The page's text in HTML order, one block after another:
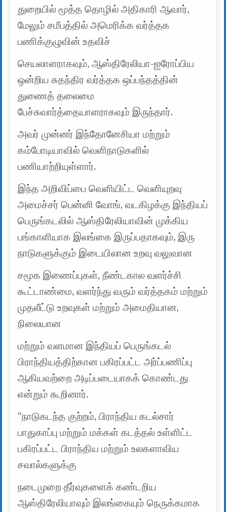
துறையில் மூத்த தொழில் அதிகாரி ஆவார்,
மேலும் சமீபத்தில் அமெரிக்க வர்த்தக
பணிக்குழுவின் உதவிச்
செயலாளராகவும், ஆஸ்திரேலியா-ஐரோப்பிய
ஒன்றிய சுதந்திர வர்த்தக ஒப்பந்தத்தின்
துணைத் தலைமை
பேச்சுவார்த்தையாளராகவும் இருந்தார்.
அவர் முன்னர் இந்தோனேசியா மற்றும்
கம்போடியாவில் வெளிநாடுகளில்
பணியாற்றியுள்ளார்.
இந்த அறிவிப்பை வெளியிட்ட வெளியுறவு
அமைச்சர் பென்னி வோங், வடகிழக்கு இந்தியப்
பெருங்கடலில் ஆஸ்திரேலியாவின் முக்கிய
பங்காளியாக இலங்கை இருப்பதாகவும், இரு
நாடுகளுக்கும் இடையிலான உறவு வலுவான
சமூக இணைப்புகள், நீண்டகால வளர்ச்சி
கூட்டாண்மை, வளர்ந்து வரும் வர்த்தகம் மற்றும்
முதலீட்டு உறவுகள் மற்றும் அமைதியான,
நிலையான
மற்றும் வளமான இந்தியப் பெருங்கடல்
பிராந்தியத்திற்கான பகிரப்பட்ட அர்ப்பணிப்பு
ஆகியவற்றை அடிப்படையாகக் கொண்டது
என்றும் கூறினார்.
“நாடுகடந்த குற்றம், பிராந்திய கடல்சார்
பாதுகாப்பு மற்றும் மக்கள் கடத்தல் உள்ளிட்ட
பகிரப்பட்ட பிராந்திய மற்றும் உலகளாவிய
சவால்களுக்கு
நடைமுறை தீர்வுகளைக் கண்டறிய
ஆஸ்திரேலியாவும் இலங்கையும் நெருக்கமாக